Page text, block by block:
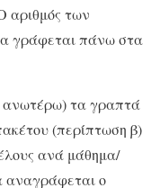
αριθμός των
γράφεται πάνω στα
τα γραπτά
(περίπτωση β)
ανά μάθημα/
αναγράφεται ο